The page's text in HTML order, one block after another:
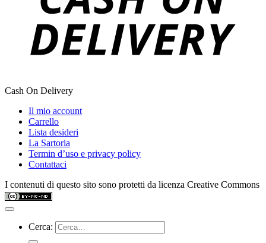
Cash On Delivery
Il mio account
Carrello
Lista desideri
La Sartoria
Termin d’uso e privacy policy
Contattaci
I contenuti di questo sito sono protetti da licenza Creative Commons
Cerca: